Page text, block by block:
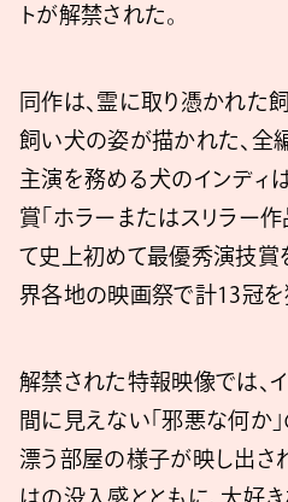
トが解禁された。
同作は、霊に取り憑かれた
飼い犬の姿が描かれた、全
主演を務める犬のインディ
賞「ホラーまたはスリラー
て史上初めて最優秀演技賞
界各地の映画祭で計13冠を
解禁された特報映像では、
間に見えない「邪悪な何か
漂う部屋の様子が映し出さ
はの没入感とともに、大好